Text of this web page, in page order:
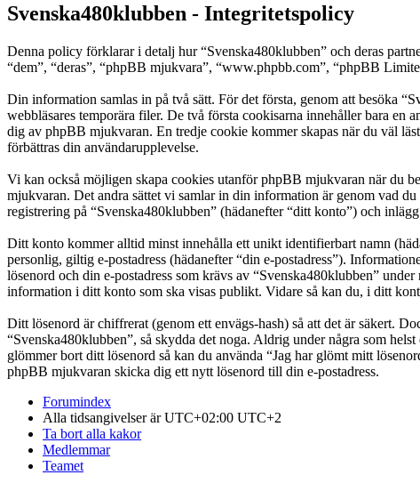
Svenska480klubben - Integritetspolicy
Denna policy förklarar i detalj hur “Svenska480klubben” och deras
“dem”, “deras”, “phpBB mjukvara”, “www.phpbb.com”, “phpBB
Din information samlas in på två sätt. För det första, genom att besöka
webbläsares temporära filer. De två första cookisarna innehåller bara en
dig av phpBB mjukvaran. En tredje cookie kommer skapas när du väl
förbättras din användarupplevelse.
Vi kan också möjligen skapa cookies utanför phpBB mjukvaran när du
mjukvaran. Det andra sättet vi samlar in din information är genom vad
registrering på “Svenska480klubben” (hädanefter “ditt konto”) och
Ditt konto kommer alltid minst innehålla ett unikt identifierbart namn
personlig, giltig e-postadress (hädanefter “din e-postadress”).
lösenord och din e-postadress som krävs av “Svenska480klubben”
information i ditt konto som ska visas publikt. Vidare så kan du, i ditt
Ditt lösenord är chiffrerat (genom ett envägs-hash) så att det är säkert.
“Svenska480klubben”, så skydda det noga. Aldrig under några som
glömmer bort ditt lösenord så kan du använda “Jag har glömt mitt
phpBB mjukvaran skicka dig ett nytt lösenord till din e-postadress.
Forumindex
Alla tidsangivelser är UTC+02:00 UTC+2
Ta bort alla kakor
Medlemmar
Teamet